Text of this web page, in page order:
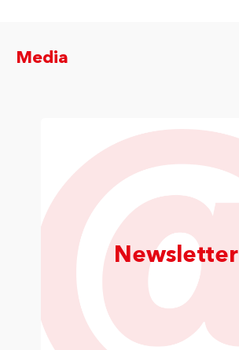
Media
Newsletter